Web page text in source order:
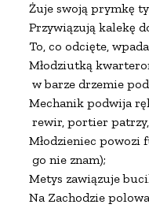
Żuje swoją prymkę
Przywiązują kalekę
To, co odcięte,
Młodziutką
w barze drzemie
Mechanik podwija
rewir, portier
Młodzieniec powozi
go nie znam);
Metys zawiązuje
Na Zachodzie